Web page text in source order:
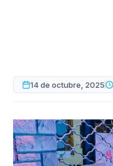
14 de octubre, 2025